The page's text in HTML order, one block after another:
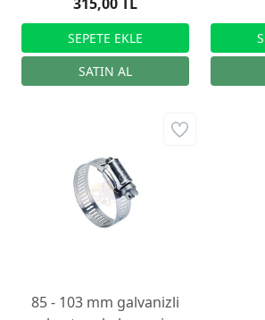
85 - 103 mm galvanizli